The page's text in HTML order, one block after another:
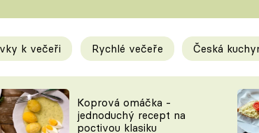
Tipy a triky
KAM ZA JÍDLEM
k večeři Rychlé večeře Česká
Koprová omáčka -
jednoduchý recept na
poctivou klasiku